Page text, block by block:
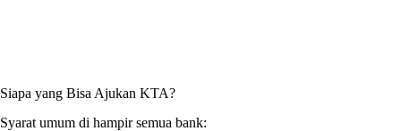
Siapa yang Bisa Ajukan KTA?
Syarat umum di hampir semua bank: